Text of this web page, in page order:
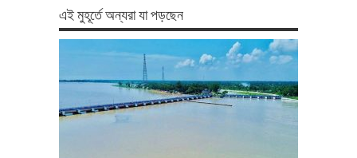
এই মুহূর্তে অন্যরা যা পড়ছেন